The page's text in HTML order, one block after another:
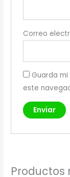
Correo
Guarda
este
Productos